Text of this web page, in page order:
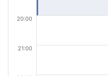
20:00
21:00